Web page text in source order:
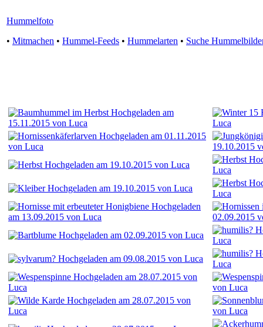
Hummelfoto
• Mitmachen • Hummel-Feeds • Hummelarten • Suche